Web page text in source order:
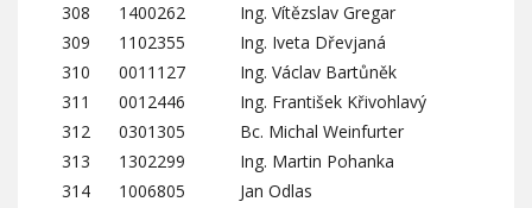
308
1400262
Ing. Vítězslav Gregar
309
1102355
Ing. Iveta Dřevjaná
310
0011127
Ing. Václav Bartůněk
311
0012446
Ing. František Křivohlavý
312
0301305
Bc. Michal Weinfurter
313
1302299
Ing. Martin Pohanka
314
1006805
Jan Odlas